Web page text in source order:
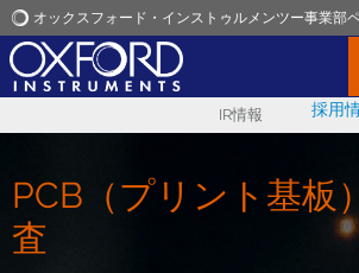
オックスフォード・インストゥルメンツー事業部
オックスフォード・インストゥ
アプリケーション
プロダクト
IR情報 採用
PCB（プリント基板
査